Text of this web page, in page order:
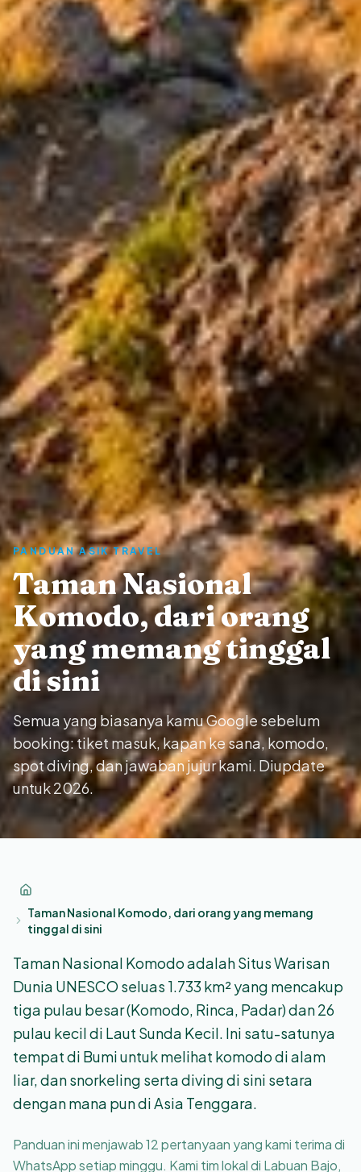
PANDUAN ASIK TRAVEL
Taman Nasional
Komodo, dari orang
yang memang tinggal
di sini
Semua yang biasanya kamu Google sebelum
booking: tiket masuk, kapan ke sana, komodo,
spot diving, dan jawaban jujur kami. Diupdate
untuk 2026.
Taman Nasional Komodo, dari orang yang memang
tinggal di sini
Taman Nasional Komodo adalah Situs Warisan
Dunia UNESCO seluas 1.733 km² yang mencakup
tiga pulau besar (Komodo, Rinca, Padar) dan 26
pulau kecil di Laut Sunda Kecil. Ini satu-satunya
tempat di Bumi untuk melihat komodo di alam
liar, dan snorkeling serta diving di sini setara
dengan mana pun di Asia Tenggara.
Panduan ini menjawab 12 pertanyaan yang kami terima di
WhatsApp setiap minggu. Kami tim lokal di Labuan Bajo,